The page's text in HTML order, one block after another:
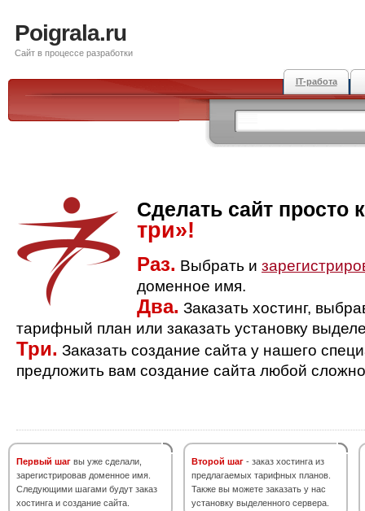
Poigrala.ru
Сайт в процессе разработки
IT-работа
Сделать сайт просто
три»!
Раз. Выбрать и
доменное имя.
Два. Заказать хостинг,
тарифный план или заказать установку
Три. Заказать создание сайта у нашего
предложить вам создание сайта любой
Первый шаг вы уже сделали,
зарегистрировав доменное имя.
Следующими шагами будут заказ
хостинга и создание сайта.
Второй шаг - заказ хостинга из
предлагаемых тарифных планов.
Также вы можете заказать у нас
установку выделенного сервера.